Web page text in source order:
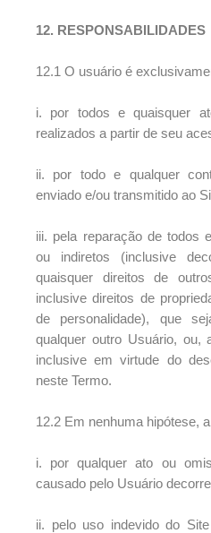
12. RESPONSABILIDADES
12.1 O usuário é
i. por todos e quaisquer
realizados a partir de seu
ii. por todo e qualquer
enviado e/ou transmitido ao
iii. pela reparação de todos
ou indiretos (inclusive
quaisquer direitos de
inclusive direitos de
de personalidade), que
qualquer outro Usuário, ou,
inclusive em virtude do
neste Termo.
12.2 Em nenhuma hipótese,
i. por qualquer ato ou
causado pelo Usuário
ii. pelo uso indevido do